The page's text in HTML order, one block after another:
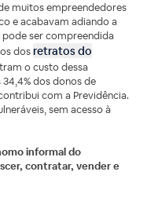
muitos empreendedores
e acabavam adiando a
pode ser compreendida
dosretratos do
o custo dessa
dos donos de
com a Previdência.
sem acesso à
informal do
contratar, vender e